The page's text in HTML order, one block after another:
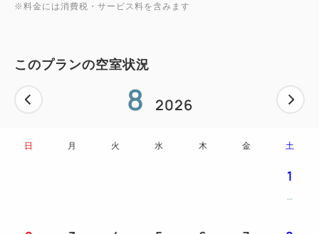
漬けマグロ丼などご家族でお楽しみいただけるメニュ
朝食会場 2階オールデイダイニング「Terrace
and Table」
提供時間 6：30～10：00 （9：30最終入店）
※料金には消費税・サービス料を含みます
このプランの空室状況
8 2026
日 月 火 水 木 金 土
1